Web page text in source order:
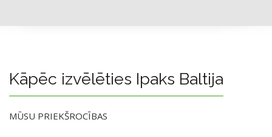
Kāpēc izvēlēties Ipaks Baltija
MŪSU PRIEKŠROCĪBAS